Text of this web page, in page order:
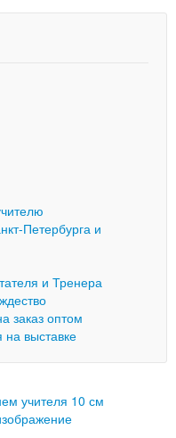
Петербурга и
и Тренера
заказ оптом
выставке